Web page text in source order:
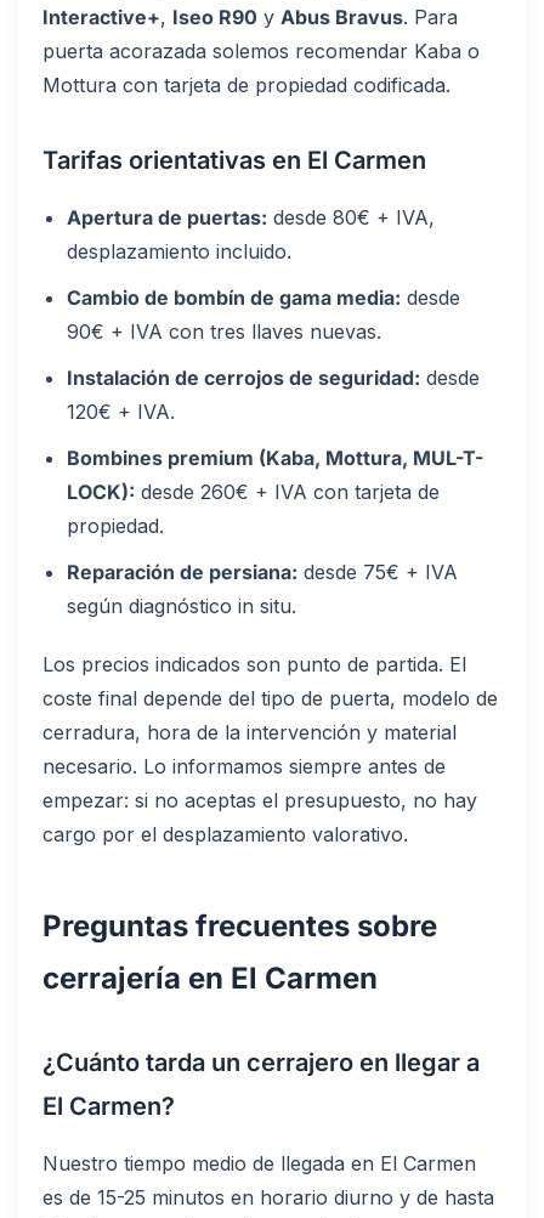
Interactive+, Iseo R90 y Abus Bravus. Para
puerta acorazada solemos recomendar Kaba o
Mottura con tarjeta de propiedad codificada.
Tarifas orientativas en El Carmen
Apertura de puertas: desde 80€ + IVA,
desplazamiento incluido.
Cambio de bombín de gama media: desde
90€ + IVA con tres llaves nuevas.
Instalación de cerrojos de seguridad: desde
120€ + IVA.
Bombines premium (Kaba, Mottura, MUL-T-
LOCK): desde 260€ + IVA con tarjeta de
propiedad.
Reparación de persiana: desde 75€ + IVA
según diagnóstico in situ.
Los precios indicados son punto de partida. El
coste final depende del tipo de puerta, modelo de
cerradura, hora de la intervención y material
necesario. Lo informamos siempre antes de
empezar: si no aceptas el presupuesto, no hay
cargo por el desplazamiento valorativo.
Preguntas frecuentes sobre
cerrajería en El Carmen
¿Cuánto tarda un cerrajero en llegar a
El Carmen?
Nuestro tiempo medio de llegada en El Carmen
es de 15-25 minutos en horario diurno y de hasta